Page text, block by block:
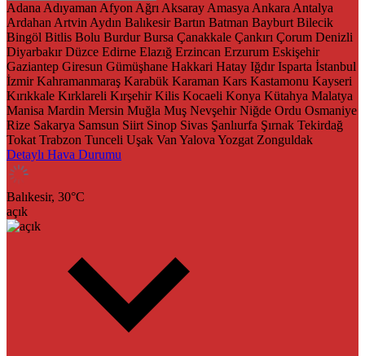
Adana Adıyaman Afyon Ağrı Aksaray Amasya Ankara Antalya
Ardahan Artvin Aydın Balıkesir Bartın Batman Bayburt Bilecik
Bingöl Bitlis Bolu Burdur Bursa Çanakkale Çankırı Çorum Denizli
Diyarbakır Düzce Edirne Elazığ Erzincan Erzurum Eskişehir
Gaziantep Giresun Gümüşhane Hakkari Hatay Iğdır Isparta İstanbul
İzmir Kahramanmaraş Karabük Karaman Kars Kastamonu Kayseri
Kırıkkale Kırklareli Kırşehir Kilis Kocaeli Konya Kütahya Malatya
Manisa Mardin Mersin Muğla Muş Nevşehir Niğde Ordu Osmaniye
Rize Sakarya Samsun Siirt Sinop Sivas Şanlıurfa Şırnak Tekirdağ
Tokat Trabzon Tunceli Uşak Van Yalova Yozgat Zonguldak
Detaylı Hava Durumu
Balıkesir, 30°C
açık